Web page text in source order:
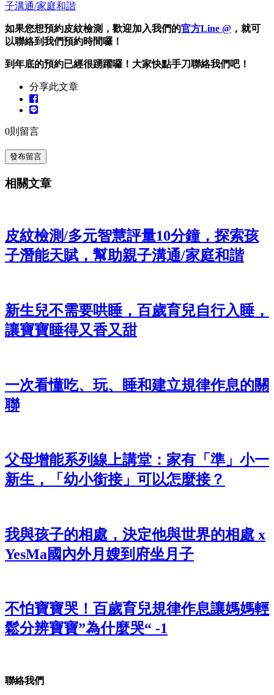
子溝通/家庭和諧
如果您想預約皮紋檢測，歡迎加入我們的官方Line @ ，就可
以聯絡到我們預約時間囉！
到年底的預約已經很踴躍囉！大家快點手刀聯絡我們吧！
分享此文章
0則留言
發布留言
相關文章
皮紋檢測/多元智慧評量10分鐘，探索孩
子潛能天賦，幫助親子溝通/家庭和諧
新生兒不需要哄睡，百歲育兒自行入睡，
讓寶寶睡得又香又甜
一次看懂吃、玩、睡和建立規律作息的關
聯
父母增能系列線上講堂：家有「準」小一
新生，「幼小銜接」可以怎麼接？
我與孩子的相處，決定他與世界的相處 x
YesMa國內外月嫂到府坐月子
不怕寶寶哭！百歲育兒規律作息讓媽媽輕
鬆分辨寶寶”為什麼哭“ -1
聯絡我們